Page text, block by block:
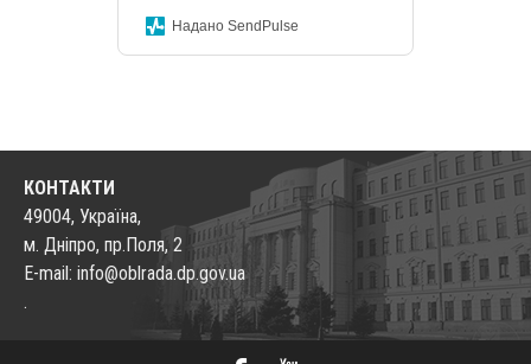
Надано SendPulse
КОНТАКТИ
49004, Україна,
м. Дніпро, пр.Поля, 2
E-mail: info@oblrada.dp.gov.ua
.